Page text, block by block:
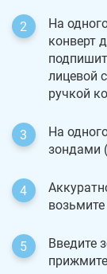
На
конверт
лицевой
ручкой
На
зондами
Введите